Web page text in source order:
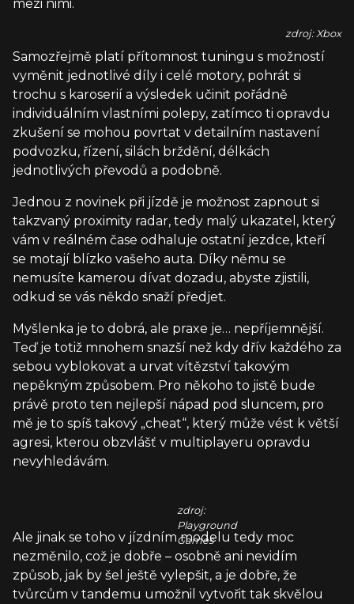
mezi nimi.
zdroj: Xbox
Samozřejmě platí přítomnost tuningu s možností
vyměnit jednotlivé díly i celé motory, pohrát si
trochu s karoserií a výsledek učinit pořádně
individuálním vlastními polepy, zatímco ti opravdu
zkušení se mohou povrtat v detailním nastavení
podvozku, řízení, silách brždění, délkách
jednotlivých převodů a podobně.
Jednou z novinek při jízdě je možnost zapnout si
takzvaný proximity radar, tedy malý ukazatel, který
vám v reálném čase odhaluje ostatní jezdce, kteří
se motají blízko vašeho auta. Díky němu se
nemusíte kamerou dívat dozadu, abyste zjistili,
odkud se vás někdo snaží předjet.
Myšlenka je to dobrá, ale praxe je… nepříjemnější.
Teď je totiž mnohem snazší než kdy dřív každého za
sebou vyblokovat a urvat vítězství takovým
nepěkným způsobem. Pro někoho to jistě bude
právě proto ten nejlepší nápad pod sluncem, pro
mě je to spíš takový „cheat“, který může vést k větší
agresi, kterou obzvlášť v multiplayeru opravdu
nevyhledávám.
zdroj:
Playground
Games
Ale jinak se toho v jízdním modelu tedy moc
nezměnilo, což je dobře – osobně ani nevidím
způsob, jak by šel ještě vylepšit, a je dobře, že
tvůrcům v tandemu umožnil vytvořit tak skvělou